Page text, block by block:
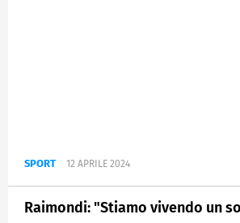
SPORT 12 APRILE 2024
Raimondi: "Stiamo vivendo un